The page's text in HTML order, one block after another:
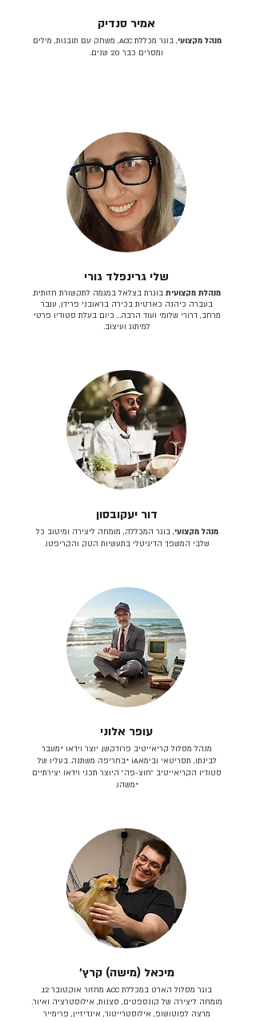
אמיר סנדיק
מנהל מקצועי
, בוגר מכללת ACC, משחק עם תובנות, מילים
ומסרים כבר 20 שנים.
שלי גרינפלד גורי
מנהלת מקצועית בוגרת בצלאל במגמה לתקשורת חזותית.
בעברה כיהנה כארטית בכירה בראובני פרידן, ענבר
מרחב, דרורי שלומי ועוד הרבה… כיום בעלת סטודיו פרטי
למיתוג ועיצוב.
דור יעקובסון
מנהל מקצועי, בוגר המכללה, מומחה ליצירה ומיטוב כל
שלבי המשפך הדיגיטלי בתעשיות הטק והקריפטו.
עופר אלוני
מנהל מסלול קריאייטיב פרודקשן. יוצר וידאו *מעבר
לבינתו, תסריטאי וב​ימאiA‎ *בחריפה משתנה. בעליו של
סטודיו הקריאייטיב ״חוצ-פה״ היוצר תכני וידאו יצירתיים
*משהו.
מיכאל (מישה) קרץ׳
בוגר מסלול הארט במכללת ACC מחזור אוקטובר 12.
מומחה ליצירה של קונספטים, סצנות, אילוסטרציה ואיור.
מרצה לפוטושופ, אילוסטרייטור, אינדיזיין, פרימייר